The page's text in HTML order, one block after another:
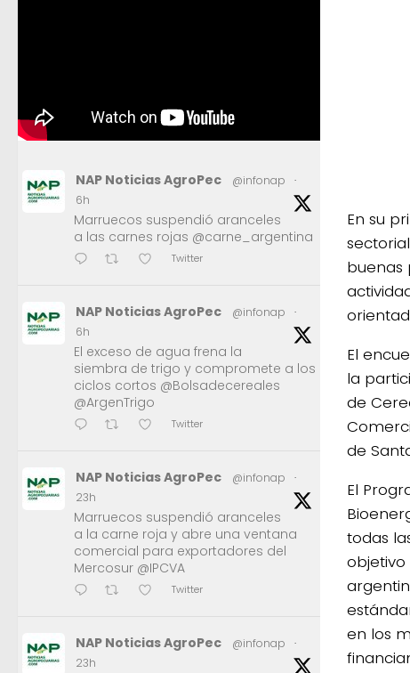
En su
buenas
El
la
de
de
El
todas
en los
NAP Noticias AgroPec @infonap
·
6h
Marruecos suspendió aranceles
a las carnes rojas @carne_argentina
Twitter
NAP Noticias AgroPec @infonap
·
6h
El exceso de agua frena la
siembra de trigo y compromete a los
ciclos cortos @Bolsadecereales
@ArgenTrigo
Twitter
NAP Noticias AgroPec @infonap
·
23h
Marruecos suspendió aranceles
a la carne roja y abre una ventana
comercial para exportadores del
Mercosur @IPCVA
Twitter
NAP Noticias AgroPec @infonap
·
23h